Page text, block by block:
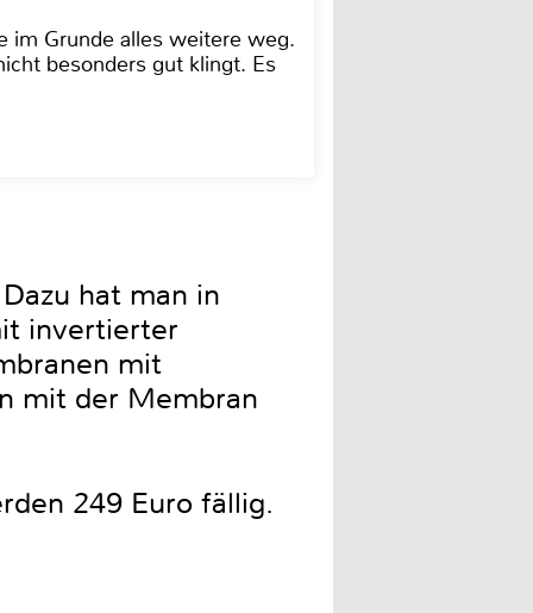
im Grunde alles weitere weg.
besonders gut klingt. Es
hat man in
invertierter
mit
mit der Membran
249 Euro fällig.